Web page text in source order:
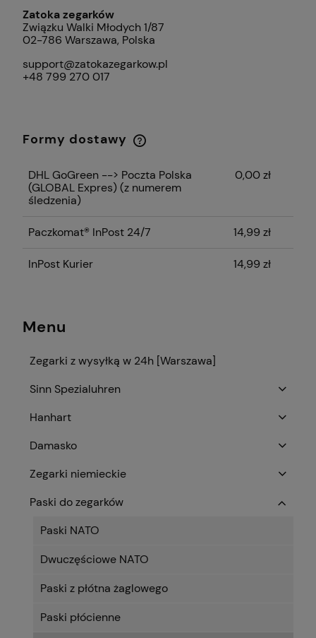
Zatoka zegarków
Związku Walki Młodych 1/87
02-786 Warszawa, Polska
support@zatokazegarkow.pl
+48 799 270 017
Formy dostawy
Cena nie zawiera ewentualnych kosztów
DHL GoGreen --> Poczta Polska
(GLOBAL Expres) (z numerem
śledzenia)
0,00 zł
Paczkomat® InPost 24/7 14,99 zł
InPost Kurier 14,99 zł
Menu
Zegarki z wysyłką w 24h [Warszawa]
Sinn Spezialuhren
Hanhart
Damasko
Zegarki niemieckie
Paski do zegarków
Paski NATO
Dwuczęściowe NATO
Paski z płótna żaglowego
Paski płócienne